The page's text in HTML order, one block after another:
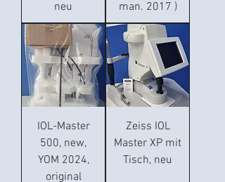
neu
man. 2017 )
IOL-Master
500, new,
YOM 2024,
original
Zeiss IOL
Master XP mit
Tisch, neu